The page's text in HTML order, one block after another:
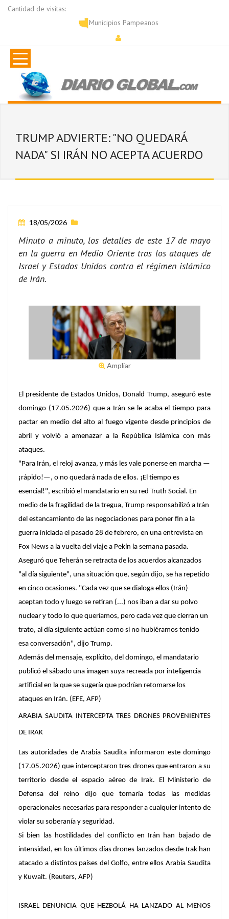
Cantidad de visitas:
Municipios Pampeanos
TRUMP ADVIERTE: "NO QUEDARÁ
NADA" SI IRÁN NO ACEPTA ACUERDO
18/05/2026
Minuto a minuto, los detalles de este 17 de mayo
en la guerra en Medio Oriente tras los ataques de
Israel y Estados Unidos contra el régimen islámico
de Irán.
Ampliar
El presidente de Estados Unidos, Donald Trump, aseguró este
domingo (17.05.2026) que a Irán se le acaba el tiempo para
pactar en medio del alto al fuego vigente desde principios de
abril y volvió a amenazar a la República Islámica con más
ataques.
"Para Irán, el reloj avanza, y más les vale ponerse en marcha —
¡rápido!—, o no quedará nada de ellos. ¡El tiempo es
esencial!", escribió el mandatario en su red Truth Social. En
medio de la fragilidad de la tregua, Trump responsabilizó a Irán
del estancamiento de las negociaciones para poner fin a la
guerra iniciada el pasado 28 de febrero, en una entrevista en
Fox News a la vuelta del viaje a Pekín la semana pasada.
Aseguró que Teherán se retracta de los acuerdos alcanzados
"al día siguiente", una situación que, según dijo, se ha repetido
en cinco ocasiones. "Cada vez que se dialoga ellos (Irán)
aceptan todo y luego se retiran (...) nos iban a dar su polvo
nuclear y todo lo que queríamos, pero cada vez que cierran un
trato, al día siguiente actúan como si no hubiéramos tenido
esa conversación", dijo Trump.
Además del mensaje, explícito, del domingo, el mandatario
publicó el sábado una imagen suya recreada por inteligencia
artificial en la que se sugería que podrían retomarse los
ataques en Irán. (EFE, AFP)
ARABIA SAUDITA INTERCEPTA TRES DRONES PROVENIENTES
DE IRAK
Las autoridades de Arabia Saudita informaron este domingo
(17.05.2026) que interceptaron tres drones que entraron a su
territorio desde el espacio aéreo de Irak. El Ministerio de
Defensa del reino dijo que tomaría todas las medidas
operacionales necesarias para responder a cualquier intento de
violar su soberanía y seguridad.
Si bien las hostilidades del conflicto en Irán han bajado de
intensidad, en los últimos días drones lanzados desde Irak han
atacado a distintos países del Golfo, entre ellos Arabia Saudita
y Kuwait. (Reuters, AFP)
ISRAEL DENUNCIA QUE HEZBOLÁ HA LANZADO AL MENOS